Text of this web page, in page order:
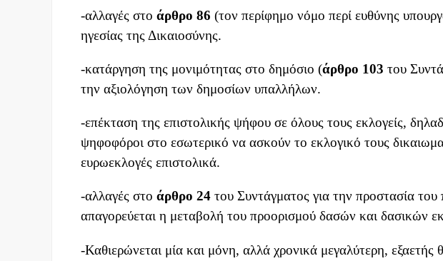
-αλλαγές στο άρθρο 86 (τον περίφημο νόμο περί ευθύνης
ηγεσίας της Δικαιοσύνης.
-κατάργηση της μονιμότητας στο δημόσιο (άρθρο 103 του
την αξιολόγηση των δημοσίων υπαλλήλων.
-επέκταση της επιστολικής ψήφου σε όλους τους εκλογείς,
ψηφοφόροι στο εσωτερικό να ασκούν το εκλογικό τους δικαιωμα
ευρωεκλογές επιστολικά.
-αλλαγές στο άρθρο 24 του Συντάγματος για την προστασία του
απαγορεύεται η μεταβολή του προορισμού δασών και δασικών
-Καθιερώνεται μία και μόνη, αλλά χρονικά μεγαλύτερη, εξαετής